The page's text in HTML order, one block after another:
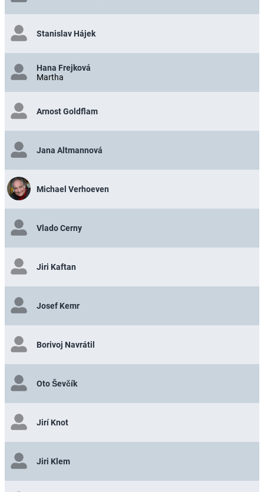
Stanislav Hájek
Hana Frejková
Martha
Arnost Goldflam
Jana Altmannová
Michael Verhoeven
Vlado Cerny
Jiri Kaftan
Josef Kemr
Borivoj Navrátil
Oto Ševčík
Jirí Knot
Jiri Klem